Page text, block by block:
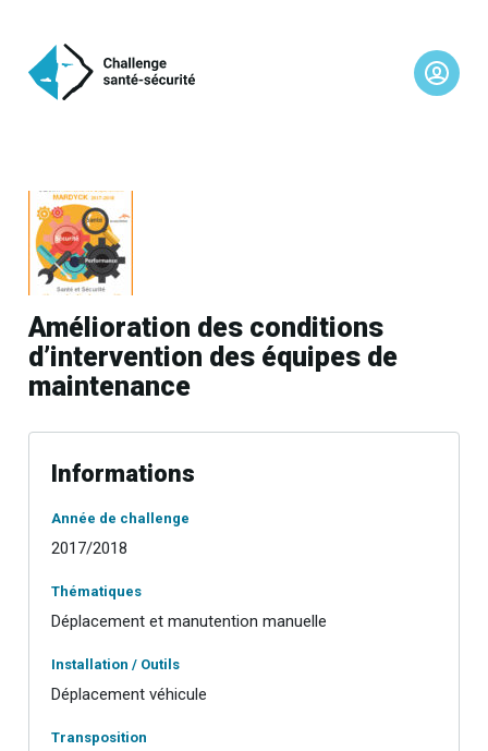
Amélioration des conditions
d’intervention des équipes de
maintenance
Informations
Année de challenge
2017/2018
Thématiques
Déplacement et manutention manuelle
Installation / Outils
Déplacement véhicule
Transposition